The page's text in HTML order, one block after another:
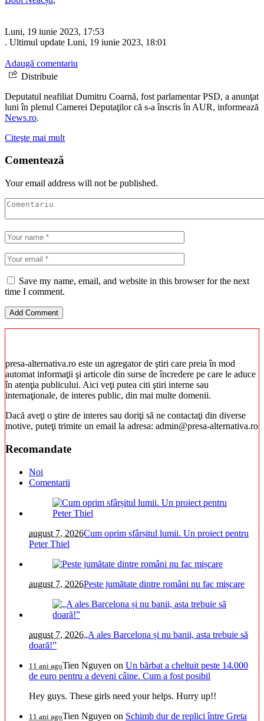
Luni, 19 iunie 2023, 17:53
. Ultimul update Luni, 19 iunie 2023, 18:01
Adaugă comentariu
Distribuie
Deputatul neafiliat Dumitru Coarnă, fost parlamentar PSD, a anunţat
luni în plenul Camerei Deputaţilor că s-a înscris în AUR, informează
News.ro.
Citeşte mai mult
Comentează
Your email address will not be published.
Save my name, email, and website in this browser for the next
time I comment.
presa-alternativa.ro este un agregator de ştiri care preia în mod
automat informaţii şi articole din surse de încredere pe care le aduce
în atenţia publicului. Aici veţi putea citi ştiri interne sau
internaţionale, de interes public, din mai multe domenii.
Dacă aveţi o ştire de interes sau doriţi să ne contactaţi din diverse
motive, puteţi trimite un email la adresa: admin@presa-alternativa.ro
Recomandate
Noi
Comentarii
august 7, 2026Cum oprim sfârșitul lumii. Un proiect pentru
Peter Thiel
august 7, 2026Peste jumătate dintre români nu fac mișcare
august 7, 2026„A ales Barcelona și nu banii, asta trebuie să
doară!”
11 ani agoTien Nguyen on Un bărbat a cheltuit peste 14.000
de euro pentru a deveni câine. Cum a fost posibil
Hey guys. These girls need your helps. Hurry up!!
11 ani agoTien Nguyen on Schimb dur de replici între Greta